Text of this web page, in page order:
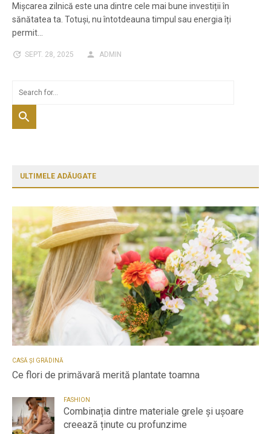
Mișcarea zilnică este una dintre cele mai bune investiții în
sănătatea ta. Totuși, nu întotdeauna timpul sau energia îți
permit…
SEPT. 28, 2025 ADMIN
ULTIMELE ADĂUGATE
CASĂ ȘI GRĂDINĂ
Ce flori de primăvară merită plantate toamna
FASHION
Combinația dintre materiale grele și ușoare
creează ținute cu profunzime